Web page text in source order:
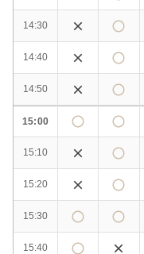
14:30
14:40
14:50
15:00
15:10
15:20
15:30
15:40